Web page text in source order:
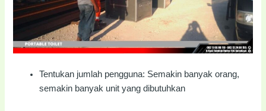
Tentukan jumlah pengguna: Semakin banyak orang,
semakin banyak unit yang dibutuhkan